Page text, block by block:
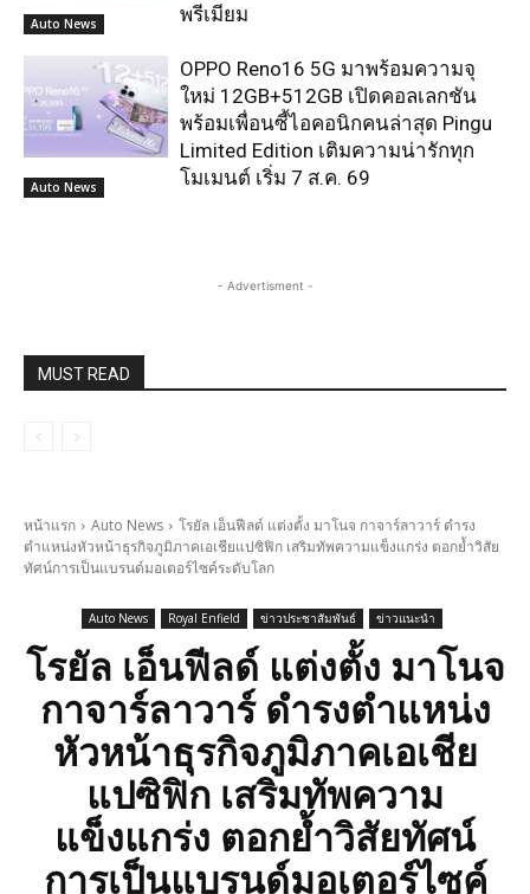
Auto News
พรีเมียม
Auto News
OPPO Reno16 5G มาพร้อมความจุ
ใหม่ 12GB+512GB เปิดคอลเลกชัน
พร้อมเพื่อนซี้ไอคอนิกคนล่าสุด Pingu
Limited Edition เติมความน่ารักทุก
โมเมนต์ เริ่ม 7 ส.ค. 69
- Advertisment -
MUST READ